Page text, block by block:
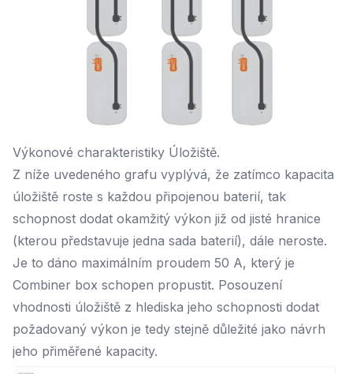
Výkonové charakteristiky Úložiště.
Z níže uvedeného grafu vyplývá, že zatímco kapacita
úložiště roste s každou připojenou baterií, tak
schopnost dodat okamžitý výkon již od jisté hranice
(kterou představuje jedna sada baterií), dále neroste.
Je to dáno maximálním proudem 50 A, který je
Combiner box schopen propustit. Posouzení
vhodnosti úložiště z hlediska jeho schopnosti dodat
požadovaný výkon je tedy stejně důležité jako návrh
jeho přiměřené kapacity.